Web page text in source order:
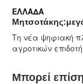
τομέα-...
διαχείριση των
Μπορεί